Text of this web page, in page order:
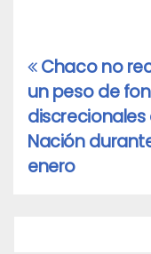
de
entradas
Chaco no
un peso de
discrecionales
Nación
enero